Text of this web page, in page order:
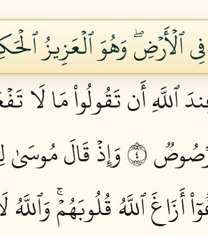
ٱلۡأَرۡضِۖ وَهُوَ ٱلۡعَزِيزُ
ٱللَّهِ أَن تَقُولُواْ مَا لَا
٤
وَإِذۡ قَالَ مُوسَىٰ
أَزَاغَ ٱللَّهُ قُلُوبَهُمۡۚ